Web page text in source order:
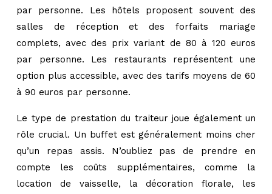
par personne. Les hôtels proposent souvent des
salles de réception et des forfaits mariage
complets, avec des prix variant de 80 à 120 euros
par personne. Les restaurants représentent une
option plus accessible, avec des tarifs moyens de 60
à 90 euros par personne.
Le type de prestation du traiteur joue également un
rôle crucial. Un buffet est généralement moins cher
qu’un repas assis. N’oubliez pas de prendre en
compte les coûts supplémentaires, comme la
location de vaisselle, la décoration florale, les